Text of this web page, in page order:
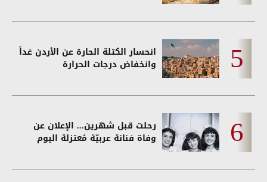
انحسار الكتلة الحارة عن الأردن غداً
وانخفاض درجات الحرارة
رحلت قبل شهرين... الإعلان عن
وفاة فنانة عربيّة مُعتزلة اليوم